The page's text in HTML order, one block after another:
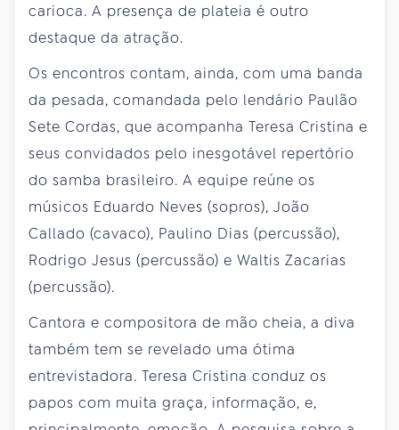
carioca. A presença de plateia é outro
destaque da atração.
Os encontros contam, ainda, com uma banda
da pesada, comandada pelo lendário Paulão
Sete Cordas, que acompanha Teresa Cristina e
seus convidados pelo inesgotável repertório
do samba brasileiro. A equipe reúne os
músicos Eduardo Neves (sopros), João
Callado (cavaco), Paulino Dias (percussão),
Rodrigo Jesus (percussão) e Waltis Zacarias
(percussão).
Cantora e compositora de mão cheia, a diva
também tem se revelado uma ótima
entrevistadora. Teresa Cristina conduz os
papos com muita graça, informação, e,